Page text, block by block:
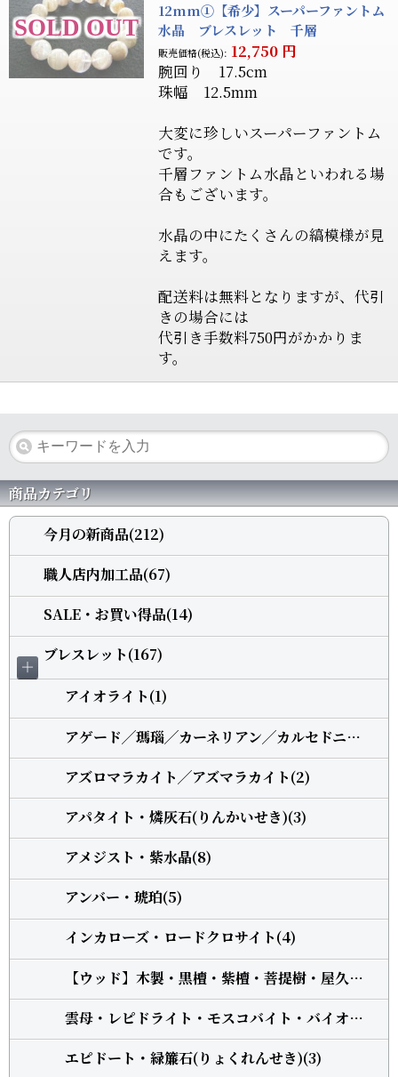
12mm①【希少】スーパーファントム
水晶 ブレスレット 千層
販売価格(税込): 12,750 円
腕回り 17.5cm
珠幅 12.5mm
大変に珍しいスーパーファントム
です。
千層ファントム水晶といわれる場
合もございます。
水晶の中にたくさんの縞模様が見
えます。
配送料は無料となりますが、代引
きの場合には
代引き手数料750円がかかりま
す。
商品カテゴリ
今月の新商品(212)
職人店内加工品(67)
SALE・お買い得品(14)
＋
ブレスレット(167)
アイオライト(1)
アゲード╱瑪瑙╱カーネリアン╱カルセドニー(5)
アズロマラカイト╱アズマラカイト(2)
アパタイト・燐灰石(りんかいせき)(3)
アメジスト・紫水晶(8)
アンバー・琥珀(5)
インカローズ・ロードクロサイト(4)
【ウッド】木製・黒檀・紫檀・菩提樹・屋久杉・柘植(13)
雲母・レピドライト・モスコバイト・バイオタイト(3)
エピドート・緑簾石(りょくれんせき)(3)